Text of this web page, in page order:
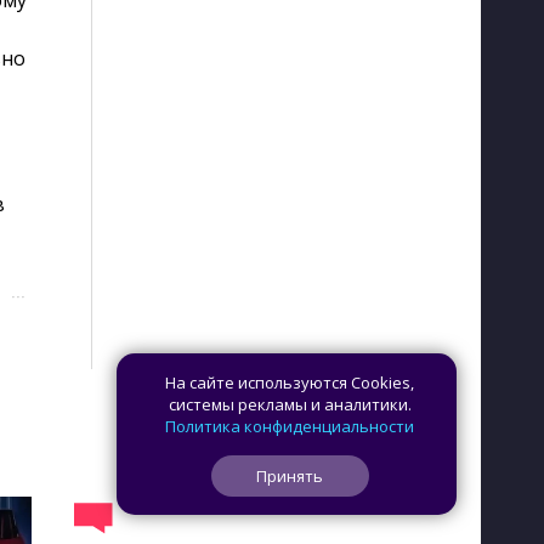
···
На сайте используются Cookies,
системы рекламы и аналитики.
Политика конфиденциальности
Принять